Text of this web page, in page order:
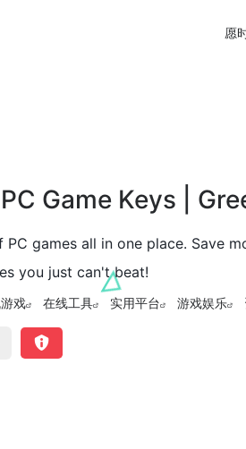
愿
Game Keys |
games all in one place. Save
you just can't beat!
戏 在线工具 实用平台 游戏娱乐